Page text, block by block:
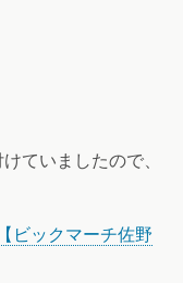
ていましたので、
ビックマーチ佐野